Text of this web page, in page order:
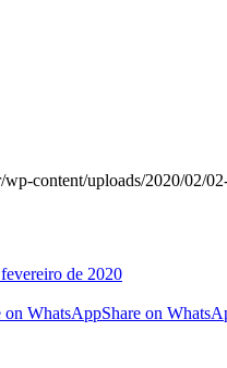
content/uploads/2020/02/
de 2020
on WhatsAppShare on